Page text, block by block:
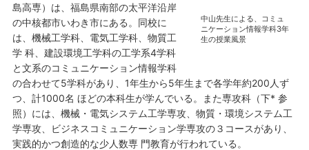
中山先生による、コミュ
ニケーション情報学科3年
生の授業風景
島高専）は、福島県南部の太平洋沿岸
の中核都市いわき市にある。同校に
は、機械工学科、電気工学科、物質工
学 科、建設環境工学科の工学系4学科
と文系のコミュニケーション情報学科
の合わせて5学科があり、1年生から5年生まで各学年約200人ず
つ、計1000名 ほどの本科生が学んでいる。また専攻科（下* 参
照）には、機械・電気システム工学専攻、物質・環境システム工
学専攻、ビジネスコミュニケーション学専攻の３コースがあり、
実践的かつ創造的な少人数専 門教育が行われている。